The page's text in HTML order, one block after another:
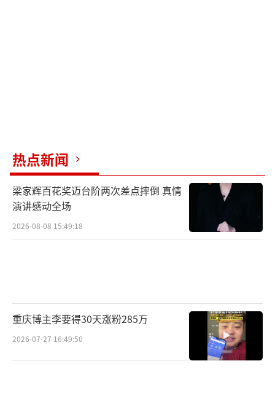
份。文咏珊饰演的生物学家安岚则神秘莫测，
金丝眼镜下藏着秘密，亦正亦邪，每一帧表情
都值得回放细品。观众评价这剧的演员没有一
滴演技是白费的。
限。它证明好剧不需要50集，5集也能塞满信
息、情感和深度。观众不怕烧脑，怕被当傻
子，尊重观众才能赢得掌声。创新才是王炸，
即使时间循环是老梗，玩出新花样照样封神。
热点新闻
梁家辉百花奖迈台阶两次差点摔倒 真情
演讲感动全场
2026-08-08 15:49:18
重庆博主李要得30天涨粉285万
2026-07-27 16:49:50